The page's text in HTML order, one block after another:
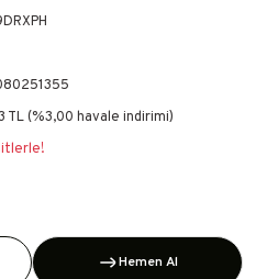
TL (%3,00 havale indirimi)
Hemen Al